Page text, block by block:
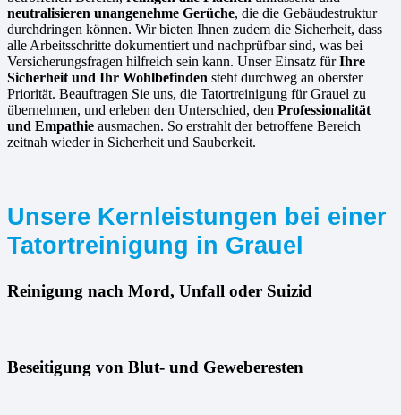
neutralisieren unangenehme Gerüche, die die Gebäudestruktur
durchdringen können. Wir bieten Ihnen zudem die Sicherheit, dass
alle Arbeitsschritte dokumentiert und nachprüfbar sind, was bei
Versicherungsfragen hilfreich sein kann. Unser Einsatz fürIhre
Sicherheit und Ihr Wohlbefinden steht durchweg an oberster
Priorität. Beauftragen Sie uns, die Tatortreinigung für Grauel zu
übernehmen, und erleben den Unterschied, den Professionalität
und Empathie ausmachen. So erstrahlt der betroffene Bereich
zeitnah wieder in Sicherheit und Sauberkeit.
Unsere Kernleistungen bei einer
Tatortreinigung in Grauel
Reinigung nach Mord, Unfall oder Suizid
Beseitigung von Blut- und Geweberesten